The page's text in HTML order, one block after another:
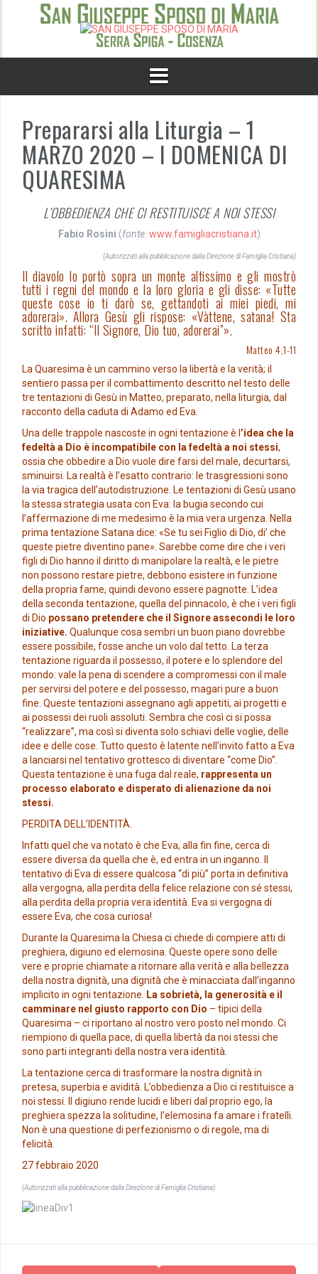
Prepararsi alla Liturgia – 1
MARZO 2020 – I DOMENICA DI
QUARESIMA
L’OBBEDIENZA CHE CI RESTITUISCE A NOI STESSI
Fabio Rosini (fonte: www.famigliacristiana.it)
(Autorizzati alla pubblicazione dalla Direzione di Famiglia Cristiana)
Il diavolo lo portò sopra un monte altissimo e gli mostrò
tutti i regni del mondo e la loro gloria e gli disse: «Tutte
queste cose io ti darò se, gettandoti ai miei piedi, mi
adorerai». Allora Gesù gli rispose: «Vàttene, satana! Sta
scritto infatti: “Il Signore, Dio tuo, adorerai”».
Matteo 4,1-11
La Quaresima è un cammino verso la libertà e la verità; il
sentiero passa per il combattimento descritto nel testo delle
tre tentazioni di Gesù in Matteo, preparato, nella liturgia, dal
racconto della caduta di Adamo ed Eva.
Una delle trappole nascoste in ogni tentazione è l ’idea che la
fedeltà a Dio è incompatibile con la fedeltà a noi stessi,
ossia che obbedire a Dio vuole dire farsi del male, decurtarsi,
sminuirsi. La realtà è l’esatto contrario: le trasgressioni sono
la via tragica dell’autodistruzione. Le tentazioni di Gesù usano
la stessa strategia usata con Eva: la bugia secondo cui
l’affermazione di me medesimo è la mia vera urgenza. Nella
prima tentazione Satana dice: «Se tu sei Figlio di Dio, di’ che
queste pietre diventino pane». Sarebbe come dire che i veri
figli di Dio hanno il diritto di manipolare la realtà, e le pietre
non possono restare pietre, debbono esistere in funzione
della propria fame, quindi devono essere pagnotte. L’idea
della seconda tentazione, quella del pinnacolo, è che i veri figli
di Dio possano pretendere che il Signore assecondi le loro
iniziative. Qualunque cosa sembri un buon piano dovrebbe
essere possibile, fosse anche un volo dal tetto. La terza
tentazione riguarda il possesso, il potere e lo splendore del
mondo: vale la pena di scendere a compromessi con il male
per servirsi del potere e del possesso, magari pure a buon
fine. Queste tentazioni assegnano agli appetiti, ai progetti e
ai possessi dei ruoli assoluti. Sembra che così ci si possa
“realizzare”, ma così si diventa solo schiavi delle voglie, delle
idee e delle cose. Tutto questo è latente nell’invito fatto a Eva
a lanciarsi nel tentativo grottesco di diventare “come Dio”.
Questa tentazione è una fuga dal reale, rappresenta un
processo elaborato e disperato di alienazione da noi
stessi.
PERDITA DELL’IDENTITÀ.
Infatti quel che va notato è che Eva, alla fin fine, cerca di
essere diversa da quella che è, ed entra in un inganno. Il
tentativo di Eva di essere qualcosa “di più” porta in definitiva
alla vergogna, alla perdita della felice relazione con sé stessi,
alla perdita della propria vera identità. Eva si vergogna di
essere Eva, che cosa curiosa!
Durante la Quaresima la Chiesa ci chiede di compiere atti di
preghiera, digiuno ed elemosina. Queste opere sono delle
vere e proprie chiamate a ritornare alla verità e alla bellezza
della nostra dignità, una dignità che è minacciata dall’inganno
implicito in ogni tentazione. La sobrietà, la generosità e il
camminare nel giusto rapporto con Dio – tipici della
Quaresima – ci riportano al nostro vero posto nel mondo. Ci
riempiono di quella pace, di quella libertà da noi stessi che
sono parti integranti della nostra vera identità.
La tentazione cerca di trasformare la nostra dignità in
pretesa, superbia e avidità. L’obbedienza a Dio ci restituisce a
noi stessi. Il digiuno rende lucidi e liberi dal proprio ego, la
preghiera spezza la solitudine, l’elemosina fa amare i fratelli.
Non è una questione di perfezionismo o di regole, ma di
felicità.
27 febbraio 2020
(Autorizzati alla pubblicazione dalla Direzione di Famiglia Cristiana)